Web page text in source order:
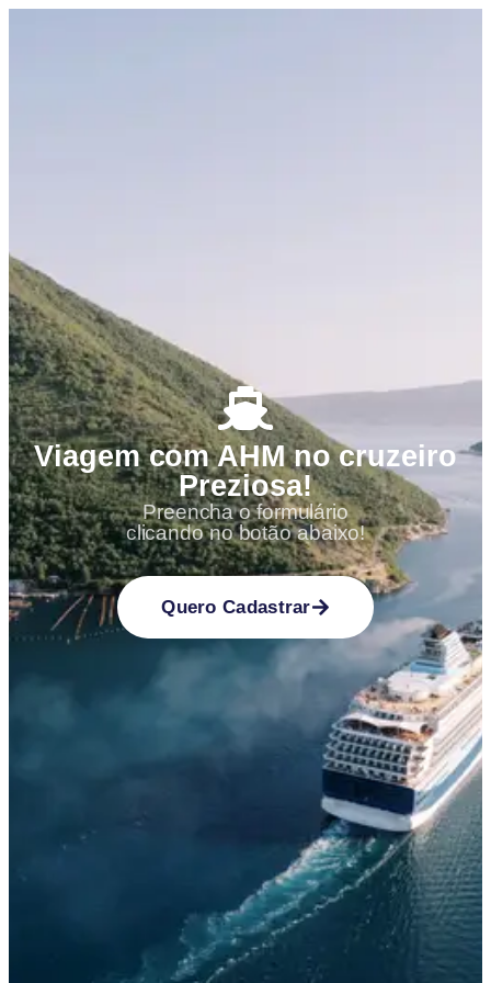
Viagem com AHM no cruzeiro
Preziosa!
Preencha o formulário
clicando no botão abaixo!
Quero Cadastrar